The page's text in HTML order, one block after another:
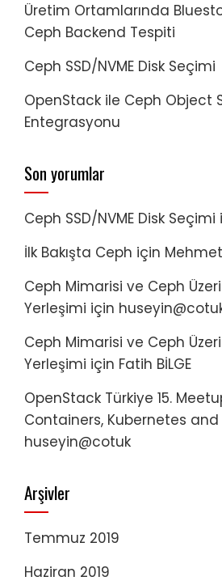
Üretim Ortamlarında
Ceph Backend Tespiti
Ceph SSD/NVME Disk Seçimi
OpenStack ile Ceph Object
Entegrasyonu
Son yorumlar
Ceph SSD/NVME Disk Seçimi
İlk Bakışta Ceph için Mehmet
Ceph Mimarisi ve Ceph
Yerleşimi için
Ceph Mimarisi ve Ceph
Yerleşimi için Fatih BİLGE
OpenStack Türkiye 15.
Containers, Kubernetes
huseyin@cotuk
Arşivler
Temmuz 2019
Haziran 2019